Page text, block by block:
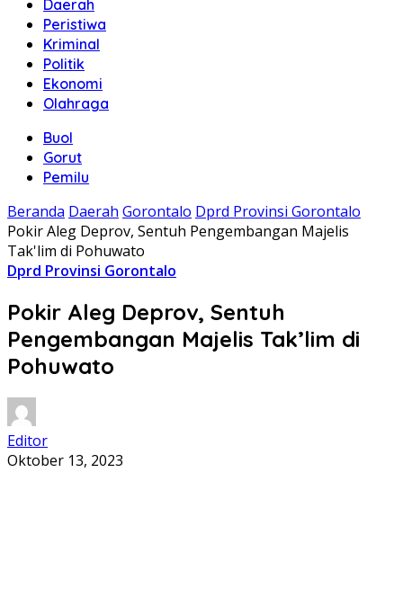
Daerah
Peristiwa
Kriminal
Politik
Ekonomi
Olahraga
Buol
Gorut
Pemilu
Beranda Daerah Gorontalo Dprd Provinsi Gorontalo
Pokir Aleg Deprov, Sentuh Pengembangan Majelis
Tak'lim di Pohuwato
Dprd Provinsi Gorontalo
Pokir Aleg Deprov, Sentuh
Pengembangan Majelis Tak’lim di
Pohuwato
Editor
Oktober 13, 2023